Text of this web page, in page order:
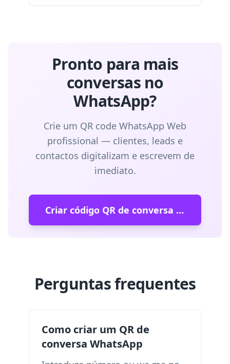
Pronto para mais
conversas no
WhatsApp?
Crie um QR code WhatsApp Web
profissional — clientes, leads e
contactos digitalizam e escrevem de
imediato.
Criar código QR de conversa WhatsApp
Perguntas frequentes
Como criar um QR de
conversa WhatsApp